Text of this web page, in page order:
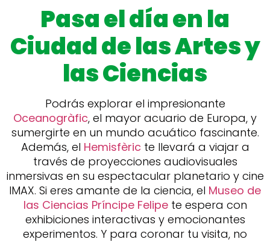
Pasa el día en la
Ciudad de las Artes y
las Ciencias
Podrás explorar el impresionante
Oceanogràfic, el mayor acuario de Europa, y
sumergirte en un mundo acuático fascinante.
Además, el Hemisfèric te llevará a viajar a
través de proyecciones audiovisuales
inmersivas en su espectacular planetario y cine
IMAX. Si eres amante de la ciencia, el Museo de
las Ciencias Príncipe Felipete espera con
exhibiciones interactivas y emocionantes
experimentos. Y para coronar tu visita, no